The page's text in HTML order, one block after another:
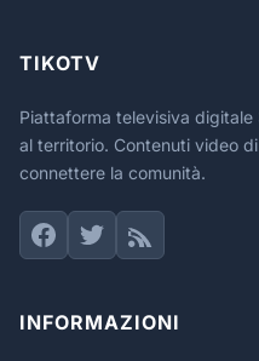
TIKOTV
Piattaforma televisiva
al territorio. Contenuti video
connettere la comunità.
INFORMAZIONI